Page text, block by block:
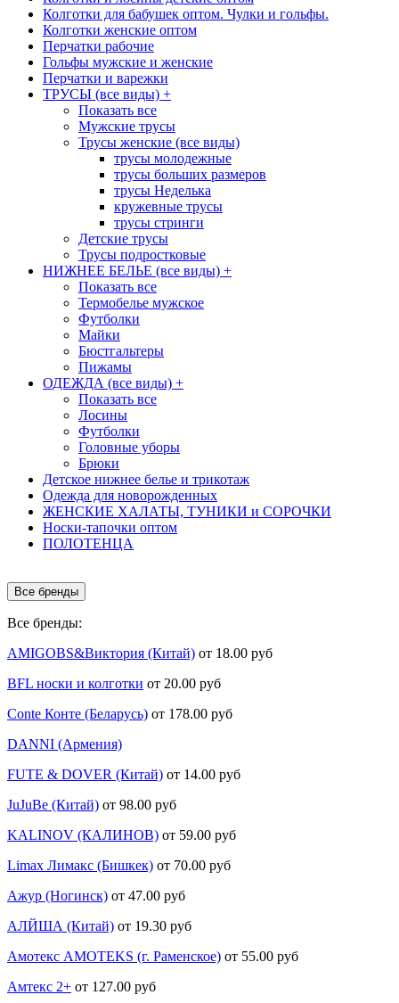
Колготки для бабушек оптом. Чулки и гольфы.
Колготки женские оптом
Перчатки рабочие
Гольфы мужские и женские
Перчатки и варежки
ТРУСЫ (все виды) +
Показать все
Мужские трусы
Трусы женские (все виды)
трусы молодежные
трусы больших размеров
трусы Неделька
кружевные трусы
трусы стринги
Детские трусы
Трусы подростковые
НИЖНЕЕ БЕЛЬЕ (все виды) +
Показать все
Термобелье мужское
Футболки
Майки
Бюстгальтеры
Пижамы
ОДЕЖДА (все виды) +
Показать все
Лосины
Футболки
Головные уборы
Брюки
Детское нижнее белье и трикотаж
Одежда для новорожденных
ЖЕНСКИЕ ХАЛАТЫ, ТУНИКИ и СОРОЧКИ
Носки-тапочки оптом
ПОЛОТЕНЦА
Все бренды
Все бренды:
AMIGOBS&Виктория (Китай) от 18.00 руб
BFL носки и колготки от 20.00 руб
Conte Конте (Беларусь) от 178.00 руб
DANNI (Армения)
FUTE & DOVER (Китай) от 14.00 руб
JuJuBe (Китай) от 98.00 руб
KALINOV (КАЛИНОВ) от 59.00 руб
Limax Лимакс (Бишкек) от 70.00 руб
Ажур (Ногинск) от 47.00 руб
АЛЙША (Китай) от 19.30 руб
Амотекс AMOTEKS (г. Раменское) от 55.00 руб
Амтекс 2+ от 127.00 руб